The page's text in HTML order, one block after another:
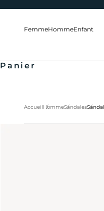
FemmeHommeEnfant
Panier
AccueilHommeSandales